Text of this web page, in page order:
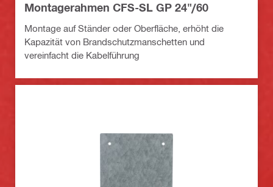
Montagerahmen CFS-SL GP 24"/60
Montage auf Ständer oder Oberfläche, erhöht die
Kapazität von Brandschutzmanschetten und
vereinfacht die Kabelführung